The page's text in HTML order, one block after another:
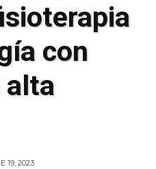
con
alta
19, 2023